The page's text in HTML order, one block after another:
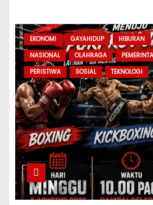
EKONOMI GAYAHIDUP HIBURAN
NASIONAL
OLAHRAGA
PERISTIWA
SOSIAL TEKNOLOGI